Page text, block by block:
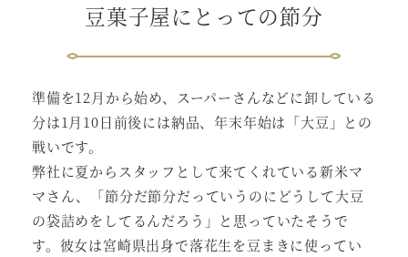
豆菓子屋にとっての節分
準備を12月から始め、スーパーさんなどに卸している
分は1月10日前後には納品、年末年始は「大豆」との
戦いです。
弊社に夏からスタッフとして来てくれている新米マ
マさん、「節分だ節分だっていうのにどうして大豆
の袋詰めをしてるんだろう」と思っていたそうで
す。彼女は宮崎県出身で落花生を豆まきに使ってい